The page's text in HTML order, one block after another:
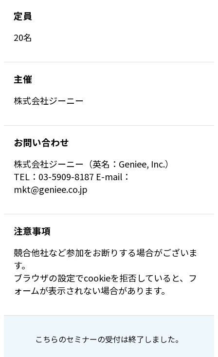
定員
20名
主催
株式会社ジーニー
お問い合わせ
株式会社ジーニー（英名：Geniee, Inc.）
TEL：03-5909-8187 E-mail：
mkt@geniee.co.jp
注意事項
競合他社など参加をお断りする場合がございま
す。
ブラウザの設定でcookieを拒否していると、フ
ォームが表示されない場合があります。
こちらのセミナーの受付は終了しました。